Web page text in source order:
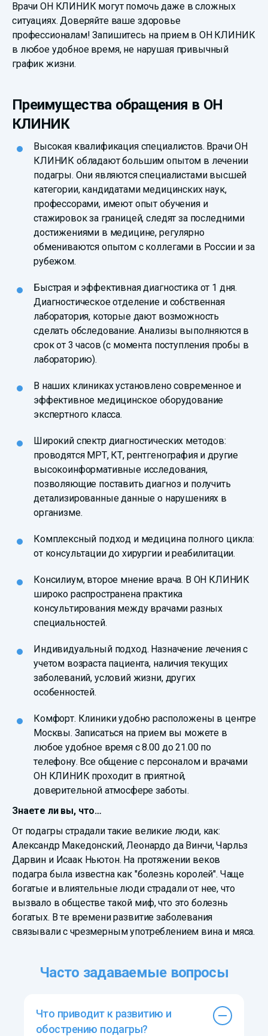
Врачи ОН КЛИНИК могут помочь даже в сложных
ситуациях. Доверяйте ваше здоровье
профессионалам! Запишитесь на прием в ОН КЛИНИК
в любое удобное время, не нарушая привычный
график жизни.
Преимущества обращения в ОН
КЛИНИК
Высокая квалификация специалистов. Врачи ОН
КЛИНИК обладают большим опытом в лечении
подагры. Они являются специалистами высшей
категории, кандидатами медицинских наук,
профессорами, имеют опыт обучения и
стажировок за границей, следят за последними
достижениями в медицине, регулярно
обмениваются опытом с коллегами в России и за
рубежом.
Быстрая и эффективная диагностика от 1 дня.
Диагностическое отделение и собственная
лаборатория, которые дают возможность
сделать обследование. Анализы выполняются в
срок от 3 часов (с момента поступления пробы в
лабораторию).
В наших клиниках установлено современное и
эффективное медицинское оборудование
экспертного класса.
Широкий спектр диагностических методов:
проводятся МРТ, КТ, рентгенография и другие
высокоинформативные исследования,
позволяющие поставить диагноз и получить
детализированные данные о нарушениях в
организме.
Комплексный подход и медицина полного цикла:
от консультации до хирургии и реабилитации.
Консилиум, второе мнение врача. В ОН КЛИНИК
широко распространена практика
консультирования между врачами разных
специальностей.
Индивидуальный подход. Назначение лечения с
учетом возраста пациента, наличия текущих
заболеваний, условий жизни, других
особенностей.
Комфорт. Клиники удобно расположены в центре
Москвы. Записаться на прием вы можете в
любое удобное время с 8.00 до 21.00 по
телефону. Все общение с персоналом и врачами
ОН КЛИНИК проходит в приятной,
доверительной атмосфере заботы.
Знаете ли вы, что…
От подагры страдали такие великие люди, как:
Александр Македонский, Леонардо да Винчи, Чарльз
Дарвин и Исаак Ньютон. На протяжении веков
подагра была известна как "болезнь королей". Чаще
богатые и влиятельные люди страдали от нее, что
вызвало в обществе такой миф, что это болезнь
богатых. В те времени развитие заболевания
связывали с чрезмерным употреблением вина и мяса.
Часто задаваемые вопросы
Что приводит к развитию и
обострению подагры?